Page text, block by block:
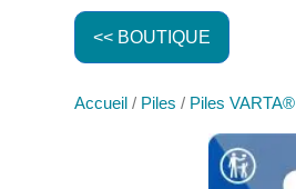
<< BOUTIQUE
Accueil / Piles / Piles VARTA®